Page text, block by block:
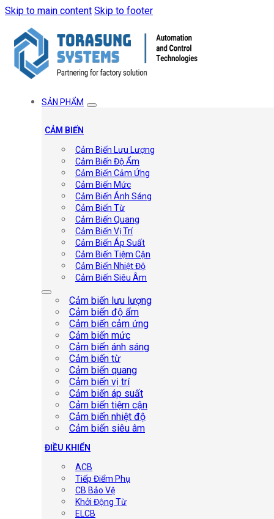
Skip to main content Skip to footer
SẢN PHẨM
CẢM BIẾN
Cảm Biến Lưu Lượng
Cảm Biến Độ Ẩm
Cảm Biến Cảm Ứng
Cảm Biến Mức
Cảm Biến Ánh Sáng
Cảm Biến Từ
Cảm Biến Quang
Cảm Biến Vị Trí
Cảm Biến Áp Suất
Cảm Biến Tiệm Cận
Cảm Biến Nhiệt Độ
Cảm Biến Siêu Âm
Cảm biến lưu lượng
Cảm biến độ ẩm
Cảm biến cảm ứng
Cảm biến mức
Cảm biến ánh sáng
Cảm biến từ
Cảm biến quang
Cảm biến vị trí
Cảm biến áp suất
Cảm biến tiệm cận
Cảm biến nhiệt độ
Cảm biến siêu âm
ĐIỀU KHIỂN
ACB
Tiếp Điểm Phụ
CB Bảo Vệ
Khởi Động Từ
ELCB